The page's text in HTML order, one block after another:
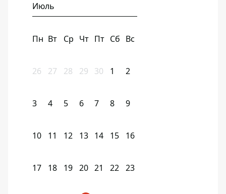
Июль
Пн Вт Ср Чт Пт Сб Вс
26 27 28 29 30 1 2
3 4 5 6 7 8 9
10 11 12 13 14 15 16
17 18 19 20 21 22 23